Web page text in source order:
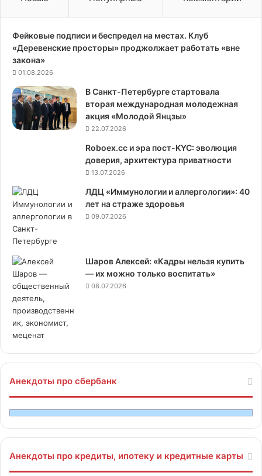
и
Фейковые подписи и беспредел на местах. Клуб
«Деревенские просторы» проджолжает работать «вне
закона»
01.08.2026
В Санкт-Петербурге стартовала
вторая международная молодежная
акция «Молодой Янцзы»
22.07.2026
Roboex.cc и эра пост-KYC: эволюция
доверия, архитектура приватности
13.07.2026
ЛДЦ «Иммунологии и аллергологии»: 40
лет на страже здоровья
09.07.2026
Шаров Алексей: «Кадры нельзя купить
— их можно только воспитать»
08.07.2026
Анекдоты про сбербанк
Анекдоты про кредиты, ипотеку и кредитные карты